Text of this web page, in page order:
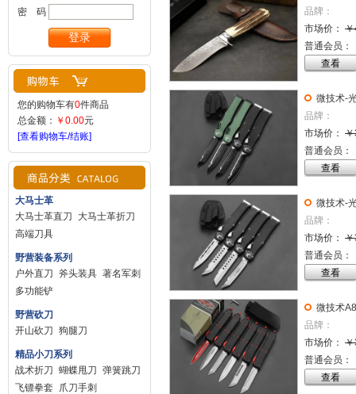
密 码
您的购物车有0件商品
总金额： ￥0.00元
[查看购物车/结账]
大马士革
大马士革直刀
大马士革折刀
高端刀具
野营装备系列
户外直刀 斧头装具 著名军刺
多功能铲
野营砍刀
开山砍刀 狗腿刀
精品小刀系列
战术折刀 蝴蝶甩刀 弹簧跳刀
飞镖拳套
爪刀手刺
品牌：
市场价：
普通会员：
查看
微技术-
品牌：
市场价：
普通会员：
查看
微技术-
品牌：
市场价：
普通会员：
查看
微技术
品牌：
市场价：
普通会员：
查看